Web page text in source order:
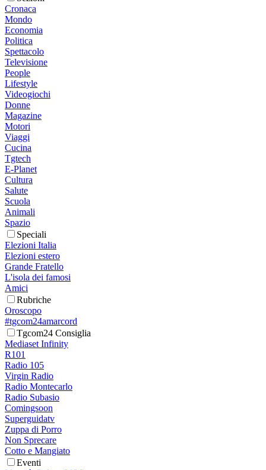
Cronaca
Mondo
Economia
Politica
Spettacolo
Televisione
People
Lifestyle
Videogiochi
Donne
Magazine
Motori
Viaggi
Cucina
Tgtech
E-Planet
Cultura
Salute
Scuola
Animali
Spazio
Speciali
Elezioni Italia
Elezioni estero
Grande Fratello
L'isola dei famosi
Amici
Rubriche
Oroscopo
#tgcom24amarcord
Tgcom24 Consiglia
Mediaset Infinity
R101
Radio 105
Virgin Radio
Radio Montecarlo
Radio Subasio
Comingsoon
Superguidatv
Zuppa di Porro
Non Sprecare
Cotto e Mangiato
Eventi